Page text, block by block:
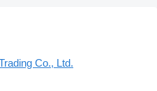
Co., Ltd.